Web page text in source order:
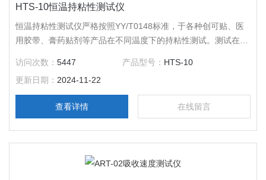
HTS-10恒温持粘性测试仪
恒温持粘性测试仪严格按照YY/T0148标准，于各种创可贴、医
用胶带、膏药贴剂等产品在不同温度下的持粘性测试。测试在设
定重力作用下抵抗位移的能力。
访问次数：5447 产品型号： HTS-10
更新日期： 2024-11-22
查看详情 在线留言